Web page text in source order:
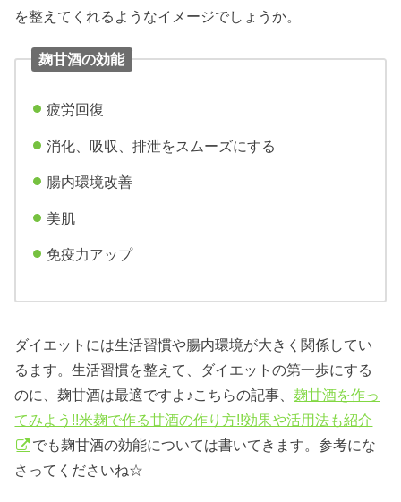
を整えてくれるようなイメージでしょうか。
麹甘酒の効能
疲労回復
消化、吸収、排泄をスムーズにする
腸内環境改善
美肌
免疫力アップ
ダイエットには生活習慣や腸内環境が大きく関係してい
るます。生活習慣を整えて、ダイエットの第一歩にする
のに、麹甘酒は最適ですよ♪こちらの記事、麹甘酒を作っ
てみよう!!米麹で作る甘酒の作り方!!効果や活用法も紹介
でも麹甘酒の効能については書いてきます。参考にな
さってくださいね☆